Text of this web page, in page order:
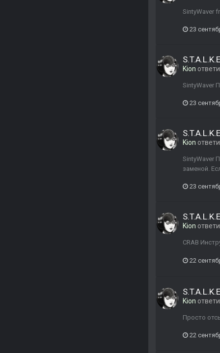
SintyWaver
23
Kion
SintyWaver
23
Kion
SintyWaver
заменой.
23
Kion
CRAB
22
Kion
Просто
22